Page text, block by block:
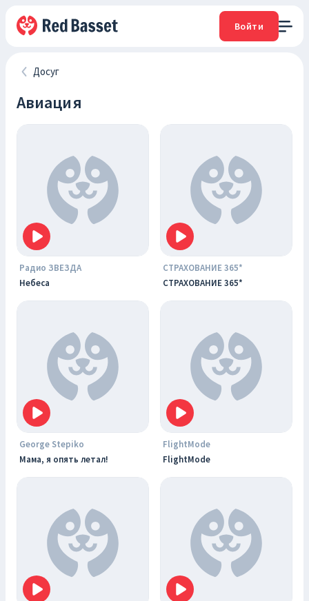
Войти
Досуг
Авиация
Радио ЗВЕЗДА
Небеса
СТРАХОВАНИЕ 365*
СТРАХОВАНИЕ 365*
George Stepiko
Мама, я опять летал!
FlightMode
FlightMode